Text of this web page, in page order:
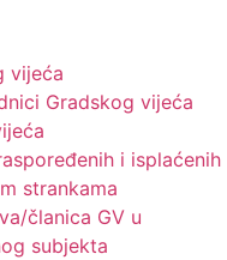
vijeća
Gradskog vijeća
i isplaćenih
strankama
članica GV u
subjekta